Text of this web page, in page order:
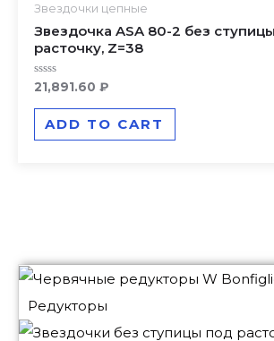
Редукторы
Звездочки цепные
Звездочка ASA 80-2 без
расточку, Z=38
Rated
out
21,891.60 ₽
ADD TO CART